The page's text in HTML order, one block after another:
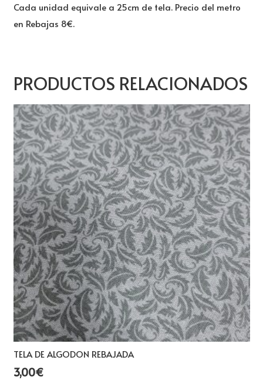
Cada unidad equivale a 25cm de tela. Precio del metro
en Rebajas 8€.
PRODUCTOS RELACIONADOS
TELA DE ALGODON REBAJADA
3,00€